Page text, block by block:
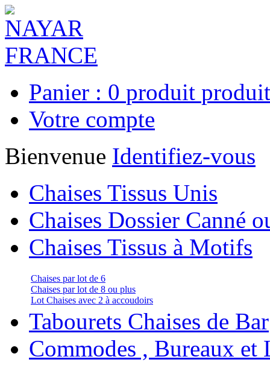
Panier : 0 produit
Votre compte
Bienvenue Identifiez-vous
Chaises Tissus Unis
Chaises Dossier Canné
Chaises Tissus à Motifs
Chaises par lot de 6
Chaises par lot de 8 ou plus
Lot Chaises avec 2 à accoudoirs
Tabourets Chaises de Bar
Commodes , Bureaux et